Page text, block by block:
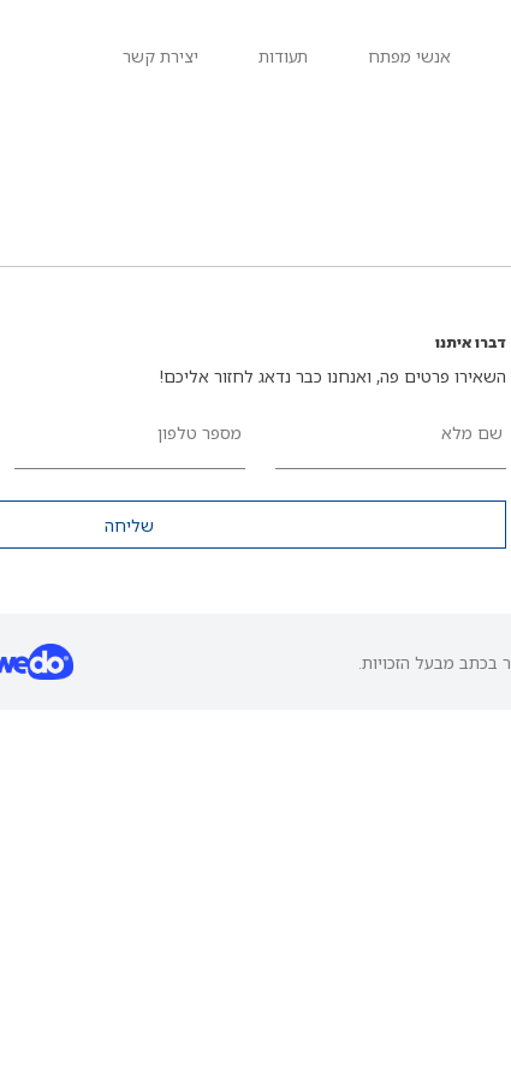
אנשי מפתח תעודות יצירת קשר
דברו איתנו
השאירו פרטים פה, ואנחנו כבר נדאג לחזור אליכם!
שם מלא מספר טלפון
שליחה